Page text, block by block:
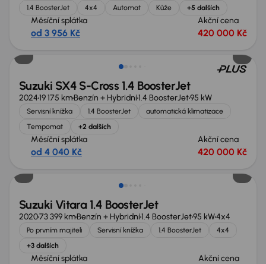
1.4 BoosterJet 4x4 Automat Kůže +5 dalších
Měsíční splátka
od 3 956 Kč
Akční cena
420 000 Kč
Ušetříte 79 999 Kč
Suzuki SX4 S-Cross 1.4 BoosterJet
202419 175 kmBenzín + Hybridní1.4 BoosterJet95 kW
Servisní knížka 1.4 BoosterJet
automatická klimatizace
Tempomat
+2 dalších
Měsíční splátka
od 4 040 Kč
Akční cena
420 000 Kč
Nově v nabídce
Suzuki Vitara 1.4 BoosterJet
202073 399 kmBenzín + Hybridní1.4 BoosterJet95 kW4x4
Po prvním majiteli Servisní knížka 1.4 BoosterJet
4x4
+3 dalších
Měsíční splátka Akční cena